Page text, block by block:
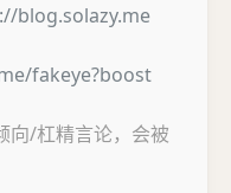
blog.solazy.me
fakeye?boost
向/杠精言论，会被